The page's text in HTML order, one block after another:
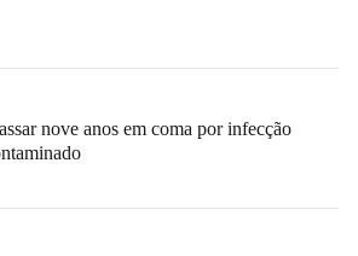
nove anos em coma por infecção